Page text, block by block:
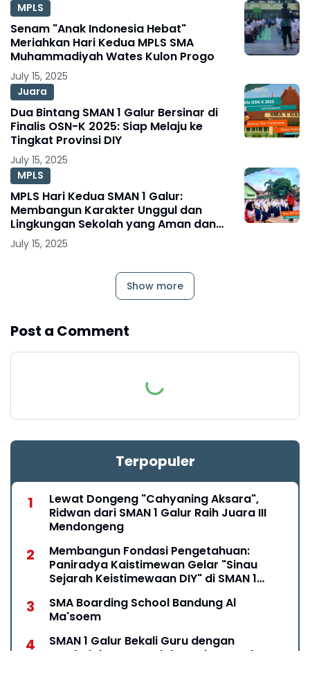
MPLS
Senam "Anak Indonesia Hebat"
Meriahkan Hari Kedua MPLS SMA
Muhammadiyah Wates Kulon Progo
July 15, 2025
Juara
Dua Bintang SMAN 1 Galur Bersinar di
Finalis OSN-K 2025: Siap Melaju ke
Tingkat Provinsi DIY
July 15, 2025
MPLS
MPLS Hari Kedua SMAN 1 Galur:
Membangun Karakter Unggul dan
Lingkungan Sekolah yang Aman dan
Sehat
July 15, 2025
Show more
Post a Comment
Terpopuler
Lewat Dongeng "Cahyaning Aksara",
Ridwan dari SMAN 1 Galur Raih Juara III
Mendongeng
Membangun Fondasi Pengetahuan:
Paniradya Kaistimewan Gelar "Sinau
Sejarah Keistimewaan DIY" di SMAN 1
SMA Boarding School Bandung Al
Ma'soem
SMAN 1 Galur Bekali Guru dengan
Pembelajaran Mendalam: Siap Sambut